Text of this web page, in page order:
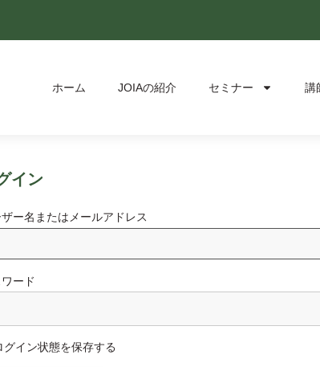
ホーム JOIAの紹介 セミナー 講
イン
ー名またはメールアドレス
ード
イン状態を保存する